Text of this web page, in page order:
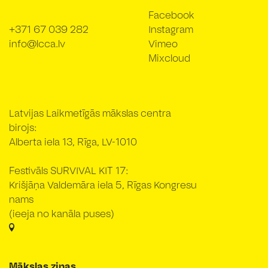
+371 67 039 282
info@lcca.lv
Facebook
Instagram
Vimeo
Mixcloud
Latvijas Laikmetīgās mākslas centra
birojs:
Alberta iela 13, Rīga, LV-1010
Festivāls SURVIVAL KIT 17:
Krišjāņa Valdemāra iela 5, Rīgas Kongresu
nams
(ieeja no kanāla puses)